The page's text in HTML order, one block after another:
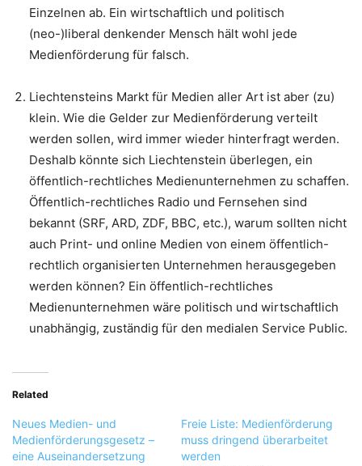
Einzelnen ab. Ein wirtschaftlich und politisch
(neo-)liberal denkender Mensch hält wohl jede
Medienförderung für falsch.
Liechtensteins Markt für Medien aller Art ist aber (zu)
klein. Wie die Gelder zur Medienförderung verteilt
werden sollen, wird immer wieder hinterfragt werden.
Deshalb könnte sich Liechtenstein überlegen, ein
öffentlich-rechtliches Medienunternehmen zu schaffen.
Öffentlich-rechtliches Radio und Fernsehen sind
bekannt (SRF, ARD, ZDF, BBC, etc.), warum sollten nicht
auch Print- und online Medien von einem öffentlich-
rechtlich organisierten Unternehmen herausgegeben
werden können? Ein öffentlich-rechtliches
Medienunternehmen wäre politisch und wirtschaftlich
unabhängig, zuständig für den medialen Service Public.
Related
Neues Medien- und
Medienförderungsgesetz –
eine Auseinandersetzung
Freie Liste: Medienförderung
muss dringend überarbeitet
werden